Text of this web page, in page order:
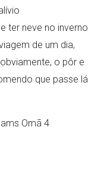
ter neve no inverno
de um dia,
o pôr e
que passe lá